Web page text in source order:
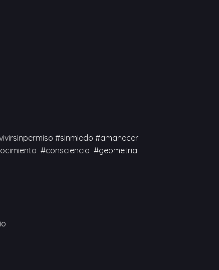
#sinmiedo #amanecer
#consciencia #geometria